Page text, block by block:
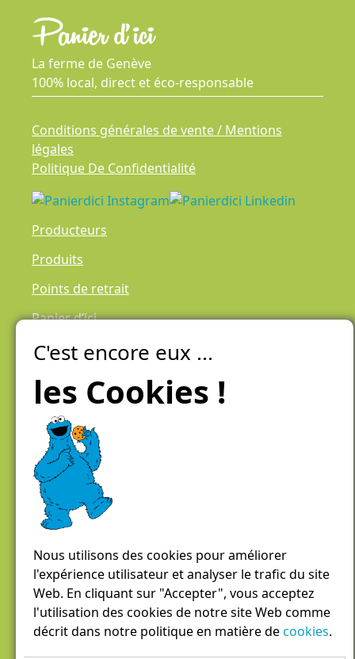
La ferme de Genève
100% local, direct et éco-responsable
Conditions générales de vente / Mentions
légales
Politique De Confidentialité
Producteurs
Produits
Points de retrait
Panier d’ici
Laiteries Réunies Genève
Créer mon compte
Chemin des Aulx 6,
1228 Plan-les-Ouates
Case postale 1055
1211 Genève 26
022 884 81 81
panierdici@lrgg.ch
C'est encore eux ...
les Cookies !
Nous utilisons des cookies pour améliorer
l'expérience utilisateur et analyser le trafic du site
Web. En cliquant sur "Accepter", vous acceptez
l'utilisation des cookies de notre site Web comme
décrit dans notre politique en matière decookies.